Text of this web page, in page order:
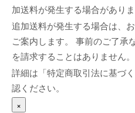
加送料が発生する場合がありま
追加送料が発生する場合は、
ご案内します。 事前のご了承
を請求することはありません。
詳細は「特定商取引法に基づ
認ください。
×